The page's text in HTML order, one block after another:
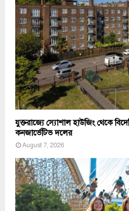
যুক্তরাজ্যে স্যোশাল হাউজিং থেকে
কনজার্ভেটিভ দলের
August 7, 2026